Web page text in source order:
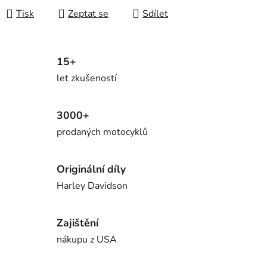
Tisk Zeptat se Sdílet
15+
let zkušeností
3000+
prodaných motocyklů
Originální díly
Harley Davidson
Zajištění
nákupu z USA